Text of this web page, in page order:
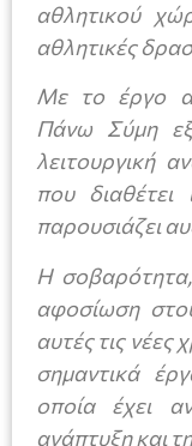
αθλητικού
αθλητικές
Με το έργο
Πάνω Σύμη
λειτουργική
που διαθέτει
παρουσιάζει
Η
αφοσίωση
αυτές τις νέες
σημαντικά
οποία έχει
ανάπτυξη και